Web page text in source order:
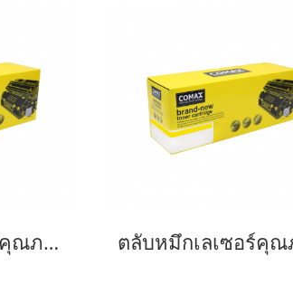
ตลับหมึกเลเซอร์คุณภาพสูงสำหรับ OKI รุ่น C332-46508714/46508738 M